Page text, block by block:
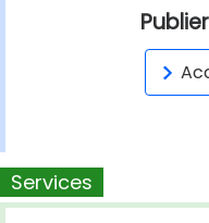
Services